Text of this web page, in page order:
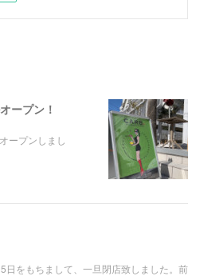
ープン！
ープンしまし
日をもちまして、一旦閉店致しました。前